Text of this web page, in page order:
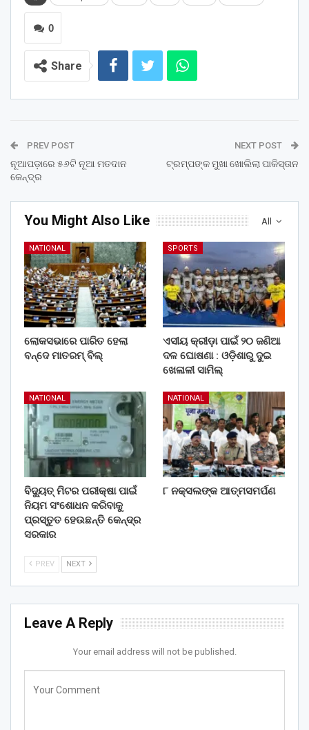
0
Share
PREV POST
ନୂଆପଡ଼ାରେ ୫୬ଟି ନୂଆ ମତଦାନ
କେନ୍ଦ୍ର
NEXT POST
ଟ୍ରମ୍ପଙ୍କ ମୁଖା ଖୋଲିଲା ପାକିସ୍ତାନ
All
You Might Also Like
NATIONAL
ଲୋକସଭାରେ ପାରିତ ହେଲା
ବନ୍ଦେ ମାତରମ୍‌ ବିଲ୍‌
SPORTS
ଏସୀୟ କ୍ରୀଡ଼ା ପାଇଁ ୨୦ ଜଣିଆ
ଦଳ ଘୋଷଣା : ଓଡ଼ିଶାରୁ ଦୁଇ
ଖେଳାଳୀ ସାମିଲ୍
NATIONAL
ବିଦ୍ୟୁତ୍ ମିଟର ପରୀକ୍ଷା ପାଇଁ
ନିୟମ ସଂଶୋଧନ କରିବାକୁ
ପ୍ରସ୍ତୁତ ହେଉଛନ୍ତି କେନ୍ଦ୍ର
ସରକାର
NATIONAL
୮ ନକ୍ସଲଙ୍କ ଆତ୍ମସମର୍ପଣ
PREV NEXT
Leave A Reply
Your email address will not be published.